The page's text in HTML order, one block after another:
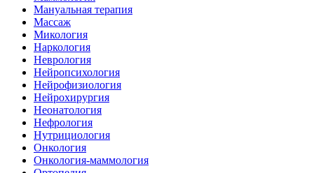
Мануальная терапия
Массаж
Микология
Наркология
Неврология
Нейропсихология
Нейрофизиология
Нейрохирургия
Неонатология
Нефрология
Нутрициология
Онкология
Онкология-маммология